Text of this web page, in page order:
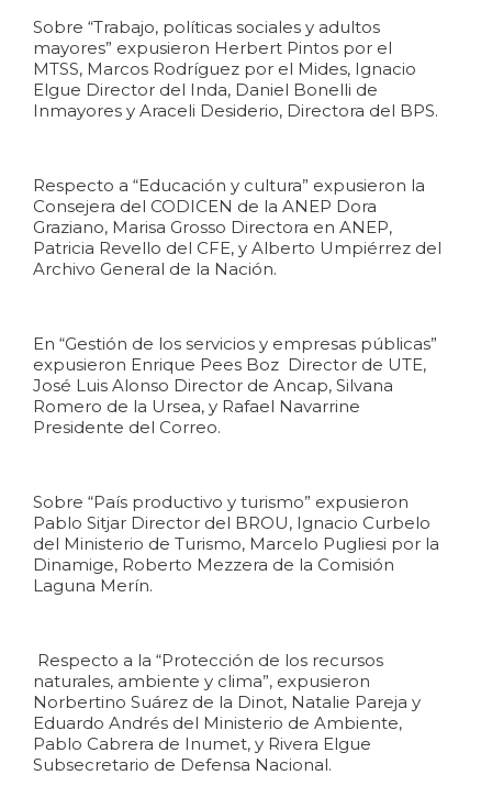
Sobre “Trabajo, políticas sociales y adultos
mayores” expusieron Herbert Pintos por el
MTSS, Marcos Rodríguez por el Mides, Ignacio
Elgue Director del Inda, Daniel Bonelli de
Inmayores y Araceli Desiderio, Directora del BPS.
Respecto a “Educación y cultura” expusieron la
Consejera del CODICEN de la ANEP Dora
Graziano, Marisa Grosso Directora en ANEP,
Patricia Revello del CFE, y Alberto Umpiérrez del
Archivo General de la Nación.
En “Gestión de los servicios y empresas públicas”
expusieron Enrique Pees Boz Director de UTE,
José Luis Alonso Director de Ancap, Silvana
Romero de la Ursea, y Rafael Navarrine
Presidente del Correo.
Sobre “País productivo y turismo” expusieron
Pablo Sitjar Director del BROU, Ignacio Curbelo
del Ministerio de Turismo, Marcelo Pugliesi por la
Dinamige, Roberto Mezzera de la Comisión
Laguna Merín.
Respecto a la “Protección de los recursos
naturales, ambiente y clima”, expusieron
Norbertino Suárez de la Dinot, Natalie Pareja y
Eduardo Andrés del Ministerio de Ambiente,
Pablo Cabrera de Inumet, y Rivera Elgue
Subsecretario de Defensa Nacional.